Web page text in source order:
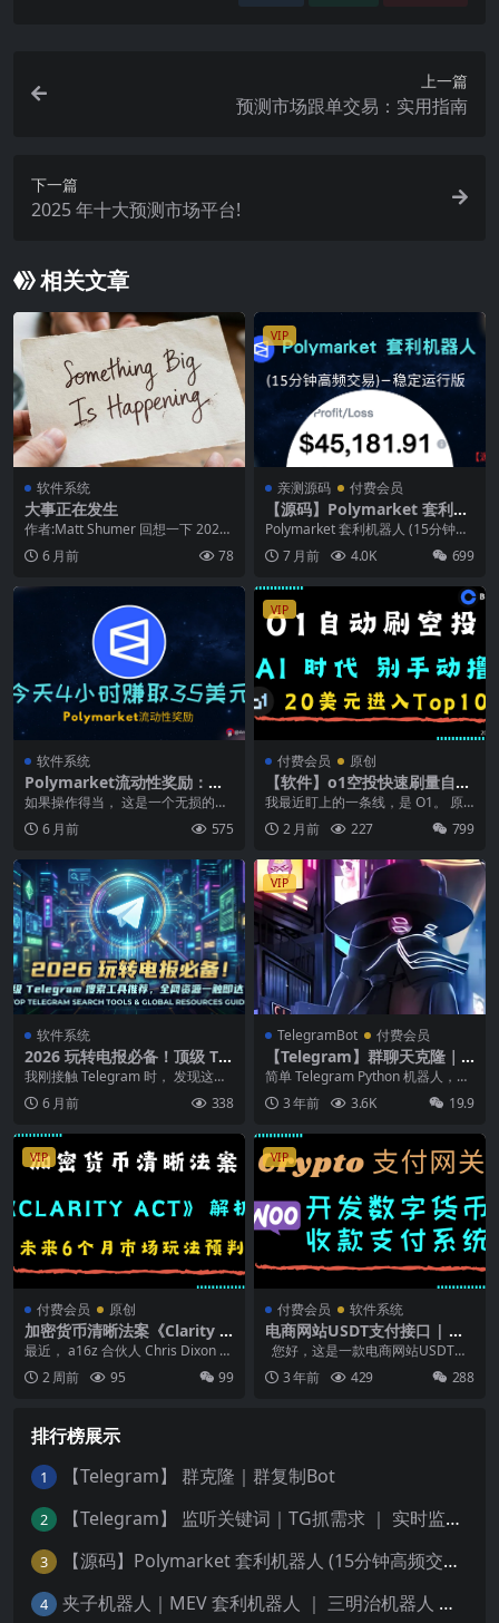
上一篇
预测市场跟单交易：实用指南
下一篇
2025 年十大预测市场平台!
相关文章
软件系统
大事正在发生
作者:Matt Shumer 回想一下 2020
年 2 月。 如果您仔细观察,...
6 月前 78
VIP
亲测源码 付费会员
【源码】Polymarket 套利机
器人 (15分钟高频交易) — 稳定
运行版｜更新5种策略
Polymarket 套利机器人 (15分钟高
频交易) — 稳定运行版【源码】 ...
7 月前 4.0K 699
软件系统
Polymarket流动性奖励：今
天赚取了 35 美元
如果操作得当， 这是一个无损的获
利模式。 在 Polymarket 上获得流
动性...6 月前 575
VIP
付费会员 原创
【软件】o1空投快速刷量自动
化程序｜支持 AI Agent
我最近盯上的一条线，是 O1。 原
因很简单。 Coinbase 已经把它放
进上线...
2 月前 227 799
软件系统
2026 玩转电报必备！顶级 Tel
egram 搜索工具推荐，全网
资源一触即达
我刚接触 Telegram 时， 发现这个
生态，就像一个封闭场所， 很难找
到你想...
6 月前 338
VIP
TelegramBot 付费会员
【Telegram】群聊天克隆｜
群复制 ｜Telegram 历史记录
转发
简单 Telegram Python 机器人，可
自动将消息从一个聊天转发到另一
个...3 年前 3.6K 19.9
VIP
付费会员 原创
加密货币清晰法案《Clarity A
ct》解析 – 未来6个月市场玩
最近， a16z 合伙人 Chris Dixon 发
文呼吁通过 CLARITY ...
2 周前 95 99
VIP
付费会员 软件系统
电商网站USDT支付接口 | 数
字货币付款集成
您好，这是一款电商网站USDT支
付接口，它可以集成数字货币付款
功能...3 年前 429 288
排行榜展示
1 【Telegram】 群克隆｜群复制Bot
2 【Telegram】 监听关键词｜TG抓需求 ｜ 实时监测频道
3 【源码】Polymarket 套利机器人 (15分钟高频交易) — 稳定运行版｜更新5种策略
4 夹子机器人｜MEV 套利机器人 ｜ 三明治机器人 ｜ 抢跑机器人 ｜ 绿色安全版源码 ｜ 多语言版本 Python 、JS、Rust | 多链